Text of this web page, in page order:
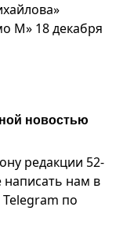
М» 18 декабря
новостью
редакции 52-
написать нам в
по